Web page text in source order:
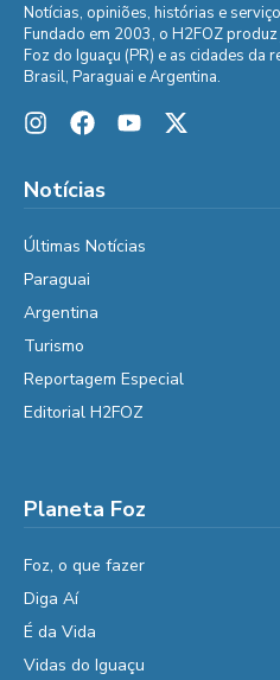
Notícias, opiniões, histórias e
Fundado em 2003, o H2FOZ
Foz do Iguaçu (PR) e as cidades da
Brasil, Paraguai e Argentina.
Notícias
Últimas Notícias
Paraguai
Argentina
Turismo
Reportagem Especial
Editorial H2FOZ
Planeta Foz
Foz, o que fazer
Diga Aí
É da Vida
Vidas do Iguaçu